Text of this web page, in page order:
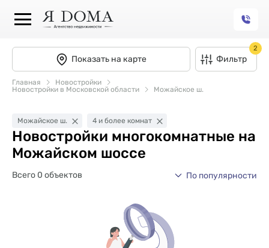
Показать на карте Фильтр
2
Главная
Новостройки
Новостройки в Московской области
Можайское ш.
Можайское ш. 4 и более комнат
Новостройки многокомнатные на
Можайском шоссе
Всего 0 объектов По популярности